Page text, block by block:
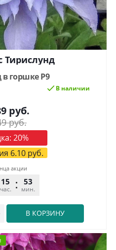
Тирислунд
в горшке Р9
В наличии
руб.
руб.
20%
6.10руб.
В КОРЗИНУ
акции
15
час.
53
мин.